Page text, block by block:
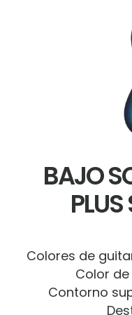
BAJO
Colores de
Color
Contorno